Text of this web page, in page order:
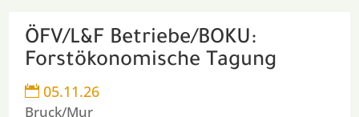
ÖFV/L&F Betriebe/BOKU:
Forstökonomische Tagung
 05.11.26
Bruck/Mur